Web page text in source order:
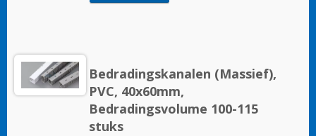
Bedradingskanalen (Massief),
PVC, 40x60mm,
Bedradingsvolume 100-115
stuks